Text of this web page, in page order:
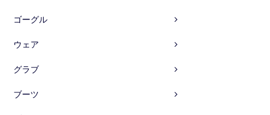
ゴーグル
ウェア
グラブ
ブーツ